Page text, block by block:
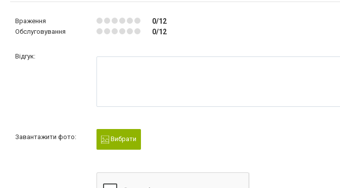
Враження 0/12
Обслуговування 0/12
Відгук:
Завантажити фото: Вибрати